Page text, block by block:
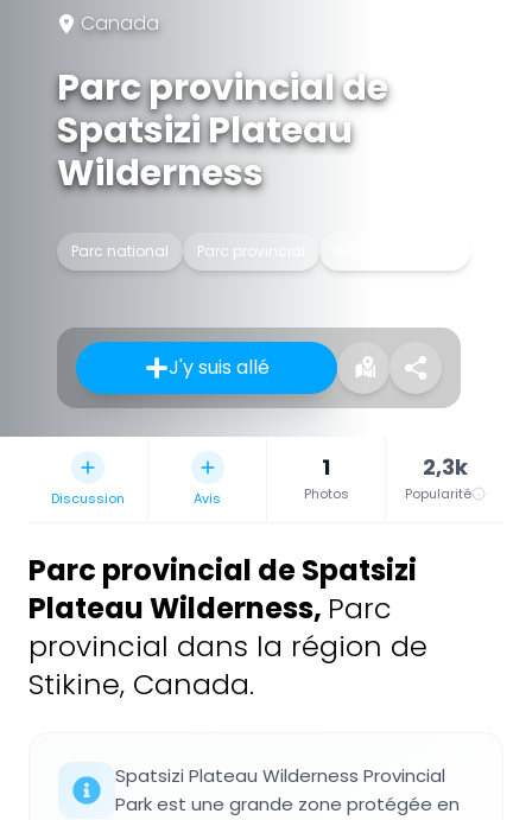
Canada
Parc provincial de
Spatsizi Plateau
Wilderness
Parc national Parc provincial
J'y suis allé
Discussion Avis
1
Photos
2,3k
Popularité
Parc provincial de Spatsizi
Plateau Wilderness, Parc
provincial dans la région de
Stikine, Canada.
Spatsizi Plateau Wilderness Provincial
Park est une grande zone protégée en